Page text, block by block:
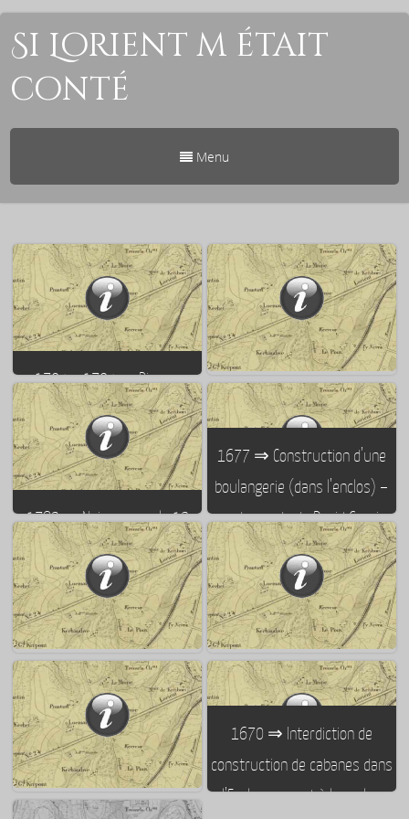
Si Lorient m était
conté
Menu
1794 – 1794 ⇒ Pierre-
Antoine Renaud : maire de
Lorient du 26/04/1794 au
04/05/1794
1892 ⇒ La fontaine Sainte-
1783 ⇒ Naissance – le 12
septembre 1783 à Lorient –
de François Mazois – futur
architecte et archéologue
1677 ⇒ Construction d’une
boulangerie (dans l’enclos) –
sur demande de David Grenier
de Cauville, directeur de la
Compagnie des Indes
Orientales
1833 ⇒ Construction du
bassin de radoub N°1
1670 ⇒ Interdiction de
construction de cabanes dans
l’Enclos servant à loger les